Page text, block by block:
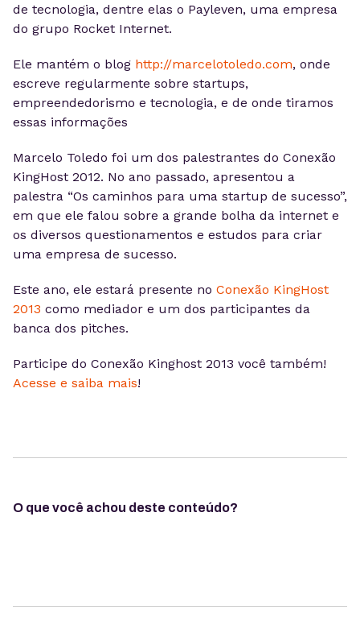
de tecnologia, dentre elas o Payleven, uma empresa
do grupo Rocket Internet.
Ele mantém o blog http://marcelotoledo.com, onde
escreve regularmente sobre startups,
empreendedorismo e tecnologia, e de onde tiramos
essas informações
Marcelo Toledo foi um dos palestrantes do Conexão
KingHost 2012. No ano passado, apresentou a
palestra “Os caminhos para uma startup de sucesso”,
em que ele falou sobre a grande bolha da internet e
os diversos questionamentos e estudos para criar
uma empresa de sucesso.
Este ano, ele estará presente no Conexão KingHost
2013 como mediador e um dos participantes da
banca dos pitches.
Participe do Conexão Kinghost 2013 você também!
Acesse e saiba mais!
O que você achou deste conteúdo?